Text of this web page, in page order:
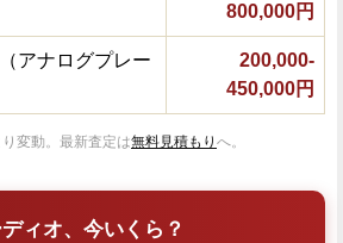
800,000円
アナログプレー
200,000-
450,000円
変動。最新査定は無料見積もり へ。
ィオ、今いくら？